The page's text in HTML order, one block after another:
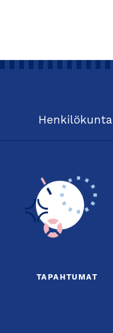
Henkilökunta
TAPAHTUMAT